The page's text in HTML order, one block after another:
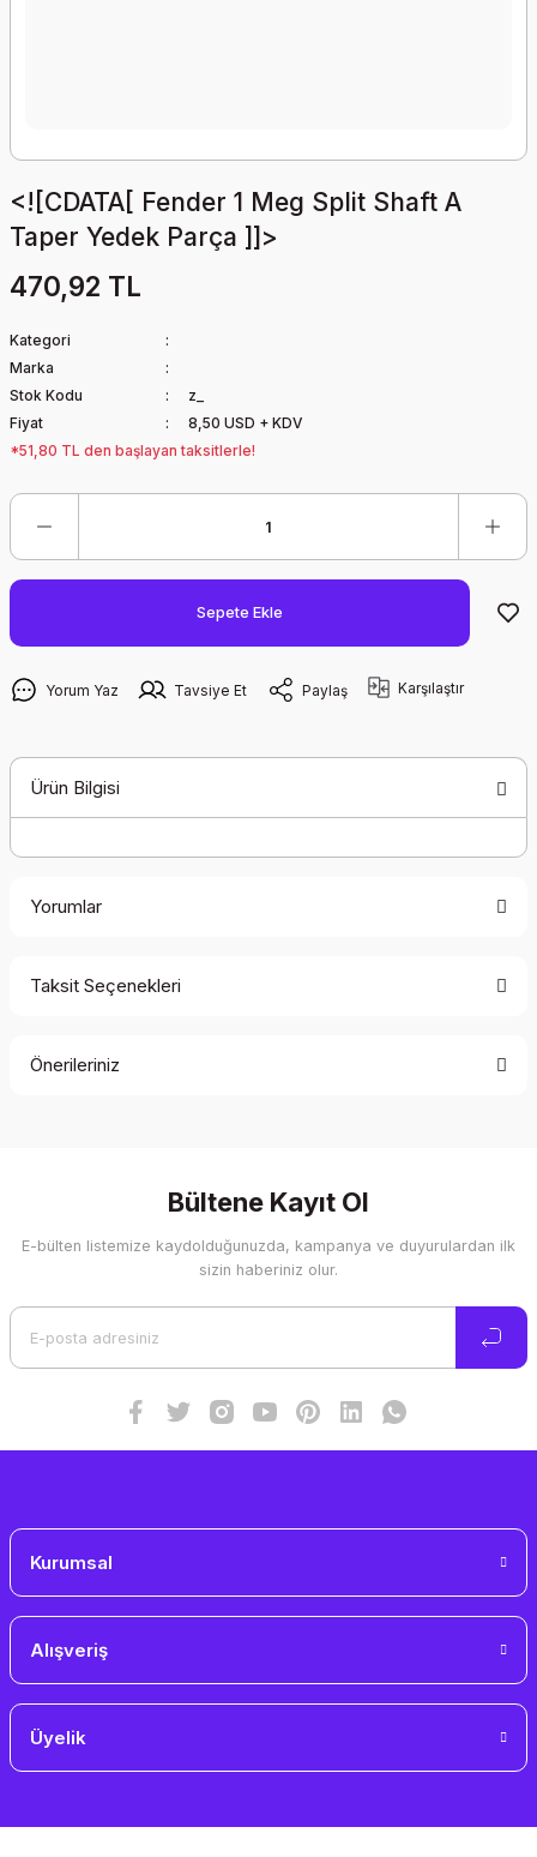
<![CDATA[ Fender 1 Meg Split Shaft A
Taper Yedek Parça ]]>
470,92 TL
Kategori
Marka
Stok Kodu
z_
Fiyat
8,50 USD + KDV
*51,80 TL den başlayan taksitlerle!
Sepete Ekle
Yorum Yaz Tavsiye Et Paylaş Karşılaştır
Ürün Bilgisi
Yorumlar
Taksit Seçenekleri
Önerileriniz
Görüş ve önerileriniz için teşekkür ederiz.
Ürün resmi kalitesiz, bozuk veya görüntülenemiyor.
Bültene Kayıt Ol
E-bülten listemize kaydolduğunuzda, kampanya ve duyurulardan ilk
sizin haberiniz olur.
Kurumsal
Alışveriş
Üyelik